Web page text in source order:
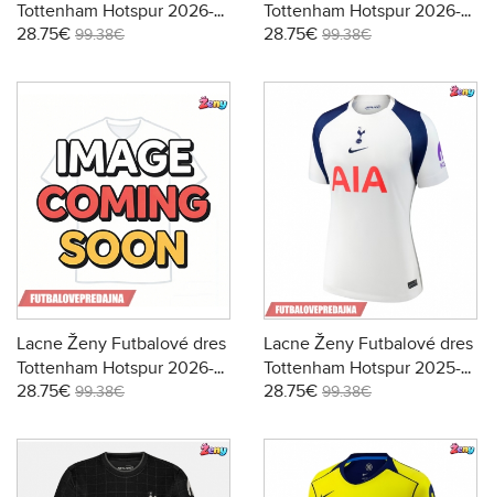
Tottenham Hotspur 2026-
27 Krátky Rukáv - Domáci
28.75€ 99.38€
Tottenham Hotspur 2026-
27 Krátky Rukáv - Preč
28.75€ 99.38€
Lacne Ženy Futbalové dres
Tottenham Hotspur 2026-
27 Krátky Rukáv - Tretina
28.75€ 99.38€
Lacne Ženy Futbalové dres
Tottenham Hotspur 2025-
26 Krátky Rukáv - Domáci
28.75€ 99.38€